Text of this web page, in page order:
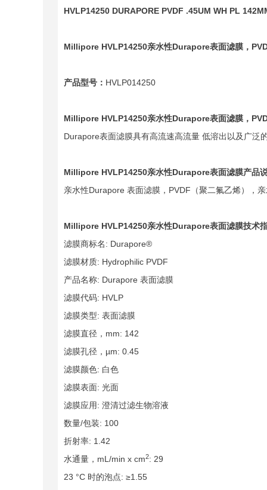
HVLP14250 DURAPORE PVDF .45UM WH PL
Millipore HVLP14250亲水性Durapore表面滤膜，
产品型号： HVLP014250
Millipore HVLP14250亲水性Durapore表面滤膜，
Durapore表面滤膜具有高流速高流量 低溶出以及广泛
Millipore HVLP14250亲水性Durapore表面滤膜产品
亲水性Durapore 表面滤膜，PVDF（聚二氟乙烯），
Millipore HVLP14250亲水性Durapore表面滤膜技术
滤膜商标名: Durapore®
滤膜材质: Hydrophilic PVDF
产品名称: Durapore 表面滤膜
滤膜代码: HVLP
滤膜类型: 表面滤膜
滤膜直径，mm: 142
滤膜孔径，µm: 0.45
滤膜颜色: 白色
滤膜表面: 光面
滤膜应用: 澄清过滤生物溶液
数量/包装: 100
折射率: 1.42
水通量，mL/min x cm2: 29
23 °C 时的泡点: ≥1.55